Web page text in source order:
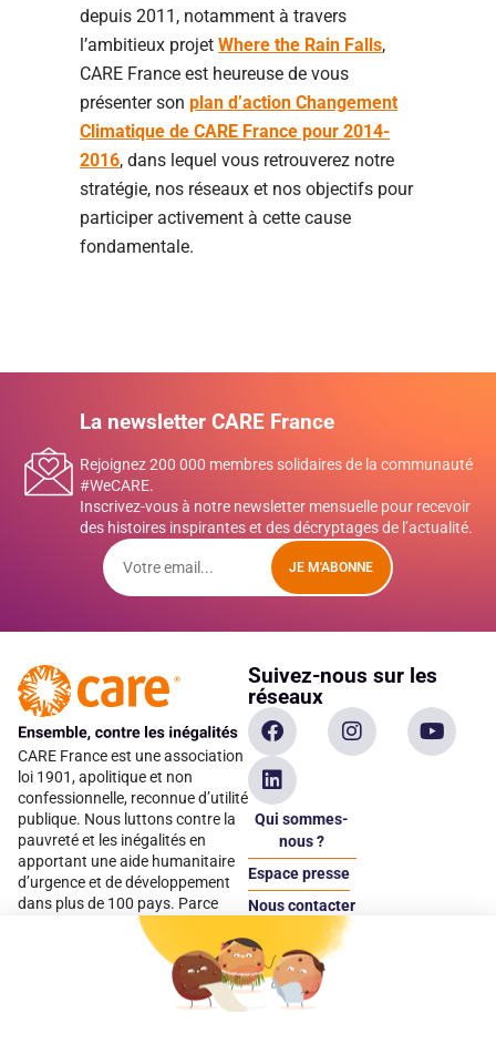
depuis 2011, notamment à travers
l’ambitieux projet Where the Rain Falls,
CARE France est heureuse de vous
présenter son plan d’action Changement
Climatique de CARE France pour 2014-
2016, dans lequel vous retrouverez notre
stratégie, nos réseaux et nos objectifs pour
participer activement à cette cause
fondamentale.
La newsletter CARE France
Rejoignez 200 000 membres solidaires de la communauté
#WeCARE.
Inscrivez-vous à notre newsletter mensuelle pour recevoir
des histoires inspirantes et des décryptages de l’actualité.
JE M'ABONNE
CARE France est une association
loi 1901, apolitique et non
confessionnelle, reconnue d’utilité
publique. Nous luttons contre la
pauvreté et les inégalités en
apportant une aide humanitaire
d’urgence et de développement
dans plus de 100 pays. Parce
qu’elles sont les premières
victimes des inégalités, CARE met
les femmes et les filles au cœur
Suivez-nous sur les
réseaux
Qui sommes-
nous ?
Espace presse
Nous contacter
Espace
donateur